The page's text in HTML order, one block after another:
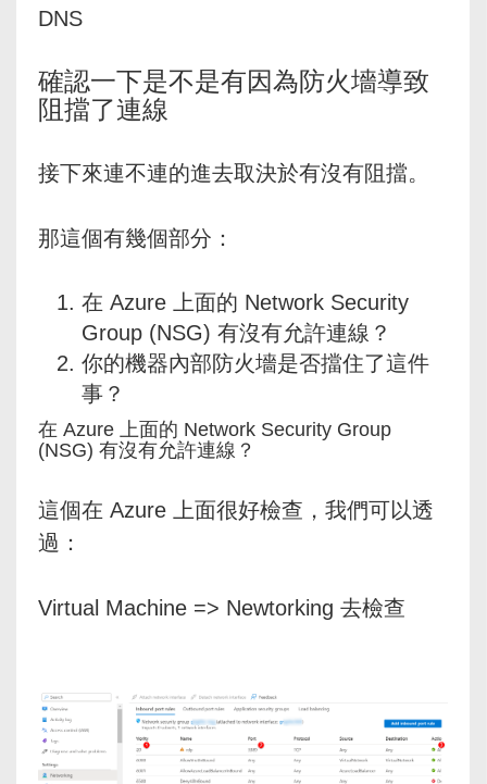
DNS
確認一下是不是有因為防火墻導致
阻擋了連線
接下來連不連的進去取決於有沒有阻擋。
那這個有幾個部分：
在 Azure 上面的 Network Security
Group (NSG) 有沒有允許連線？
你的機器內部防火墻是否擋住了這件
事？
在 Azure 上面的 Network Security Group
(NSG) 有沒有允許連線？
這個在 Azure 上面很好檢查，我們可以透
過：
Virtual Machine => Newtorking 去檢查